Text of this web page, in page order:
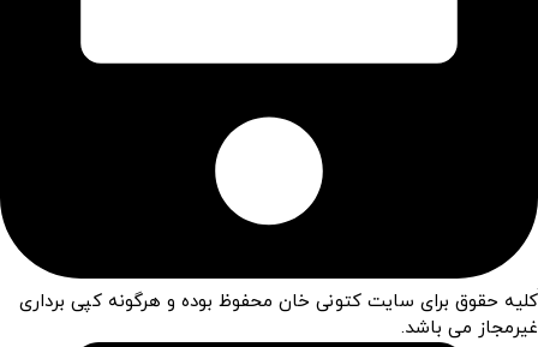
کلیه حقوق برای سایت کتونی خان محفوظ بوده و هرگونه کپی برداری
غیرمجاز می باشد.